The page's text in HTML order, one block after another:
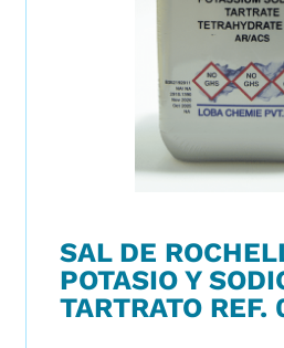
SAL DE
POTASIO Y
TARTRATO